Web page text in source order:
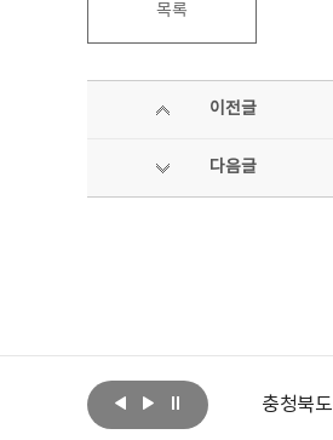
목록
이전글
다음글
충청북도청 청주시청